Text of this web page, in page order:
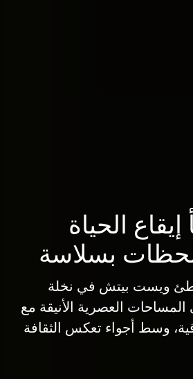
الحياة
بسلاسة
ويست بيتش في نخلة
المساحات العصرية الأنيقة مع
وسط أجواء تعكس الثقافة